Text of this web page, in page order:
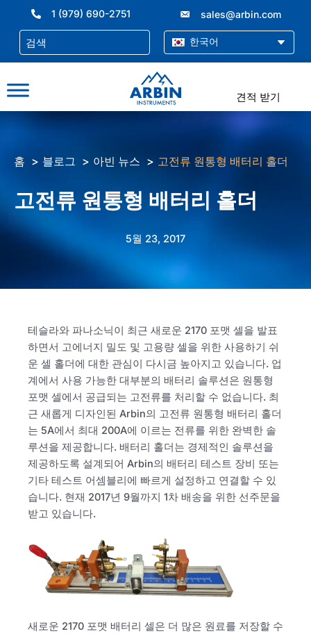
너
1 (979) 690-2751 sales@arbin.com
한국어
견적 받기
홈 블로그 아빈 뉴스 고전류 원통형 배터리 홀더
고전류 원통형 배터리 홀더
5월 23, 2017
테슬라와 파나소닉이 최근 새로운 2170 포맷 셀을 발표
하면서 고에너지 밀도 및 고용량 셀을 위한 사용하기 쉬
운 셀 홀더에 대한 관심이 다시금 높아지고 있습니다. 업
계에서 사용 가능한 대부분의 배터리 솔루션은 원통형
포맷 셀에서 공급되는 고전류를 처리할 수 없습니다. 최
근 새롭게 디자인된 Arbin의 고전류 원통형 배터리 홀더
는 5A에서 최대 200A에 이르는 전류를 위한 완벽한 솔
루션을 제공합니다. 배터리 홀더는 경제적인 솔루션을
제공하도록 설계되어 Arbin의 배터리 테스트 장비 또는
기타 테스트 어셈블리에 빠르게 설정하고 연결할 수 있
습니다. 현재 2017년 9월까지 1차 배송을 위한 선주문을
받고 있습니다.
새로운 2170 포맷 배터리 셀은 더 많은 원료를 저장할 수